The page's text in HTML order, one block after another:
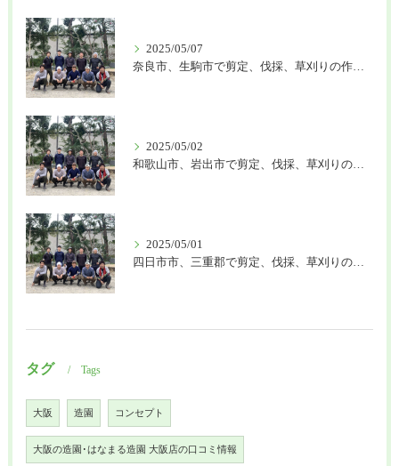
2025/05/07
奈良市、生駒市で剪定、伐採、草刈りの作業を頼むなら はなまる造園
2025/05/02
和歌山市、岩出市で剪定、伐採、草刈りの作業を頼むなら はなまる造園
2025/05/01
四日市市、三重郡で剪定、伐採、草刈りの作業を頼むなら はなまる造園
タグ Tags
大阪 造園 コンセプト
大阪の造園･はなまる造園 大阪店の口コミ情報